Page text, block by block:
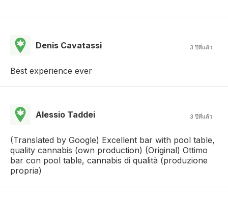
Denis Cavatassi 3 ปีที่แล้ว
Best experience ever
Alessio Taddei 3 ปีที่แล้ว
(Translated by Google) Excellent bar with pool table,
quality cannabis (own production) (Original) Ottimo
bar con pool table, cannabis di qualità (produzione
propria)